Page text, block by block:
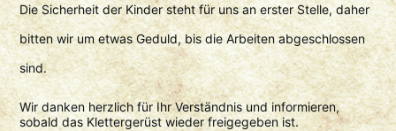
Die Sicherheit der Kinder steht für uns an erster Stelle, daher
bitten wir um etwas Geduld, bis die Arbeiten abgeschlossen
sind.
Wir danken herzlich für Ihr Verständnis und informieren,
sobald das Klettergerüst wieder freigegeben ist.